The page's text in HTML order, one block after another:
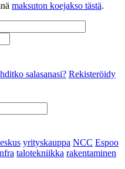
maksuton koejakso tästä.
salasanasi? Rekisteröidy
yrityskauppa NCC Espoo
talotekniikka rakentaminen